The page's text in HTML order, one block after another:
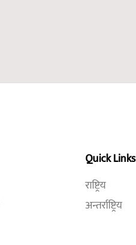
Quick Links
राष्ट्रिय
अन्तर्राष्ट्रिय